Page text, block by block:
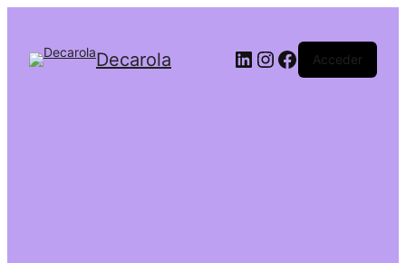
Decarola Acceder